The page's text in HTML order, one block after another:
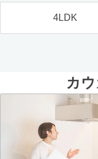
4LDK
カ